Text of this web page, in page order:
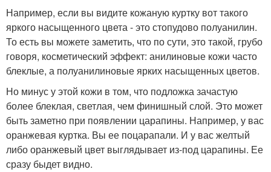
Например, если вы видите кожаную куртку вот такого
яркого насыщенного цвета - это стопудово полуанилин.
То есть вы можете заметить, что по сути, это такой, грубо
говоря, косметический эффект: анилиновые кожи часто
блеклые, а полуанилиновые ярких насыщенных цветов.
Но минус у этой кожи в том, что подложка зачастую
более блеклая, светлая, чем финишный слой. Это может
быть заметно при появлении царапины. Например, у вас
оранжевая куртка. Вы ее поцарапали. И у вас желтый
либо оранжевый цвет выглядывает из-под царапины. Ее
сразу быдет видно.